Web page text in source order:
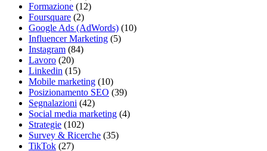
Formazione (12)
Foursquare (2)
Google Ads (AdWords) (10)
Influencer Marketing (5)
Instagram (84)
Lavoro (20)
Linkedin (15)
Mobile marketing (10)
Posizionamento SEO (39)
Segnalazioni (42)
Social media marketing (4)
Strategie (102)
Survey & Ricerche (35)
TikTok (27)